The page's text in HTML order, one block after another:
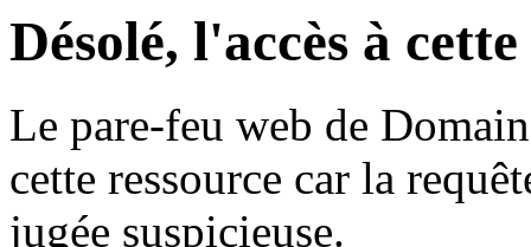
Désolé, l'accès à
Le pare-feu web de
cette ressource car la
jugée suspicieuse.